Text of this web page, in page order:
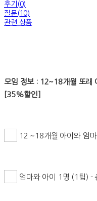
후기(0)
질문(10)
관련 상품
모임 정보 : 12~18개월 또래
[35%할인]
12 ~18개월 아이와 엄
엄마와 아이 1명 (1팀) -